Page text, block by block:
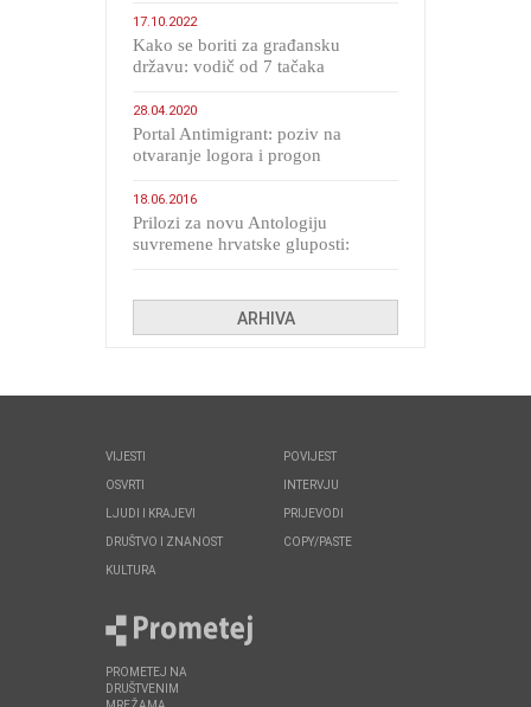
17.10.2022
Kako se boriti za građansku
državu: vodič od 7 tačaka
28.04.2020
Portal Antimigrant: poziv na
otvaranje logora i progon
18.06.2016
Prilozi za novu Antologiju
suvremene hrvatske gluposti:
ARHIVA
VIJESTI
OSVRTI
LJUDI I KRAJEVI
DRUŠTVO I ZNANOST
KULTURA
POVIJEST
INTERVJU
PRIJEVODI
COPY/PASTE
PROMETEJ NA
DRUŠTVENIM